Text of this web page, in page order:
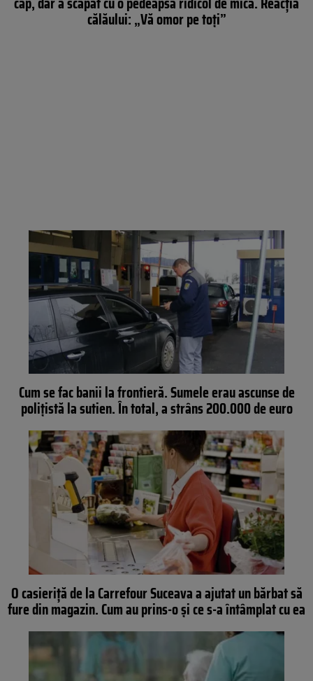
călăului: „Vă omor pe toți”
Cum se fac banii la frontieră. Sumele erau ascunse de
polițistă la sutien. În total, a strâns 200.000 de euro
O casieriţă de la Carrefour Suceava a ajutat un bărbat să
fure din magazin. Cum au prins-o şi ce s-a întâmplat cu ea